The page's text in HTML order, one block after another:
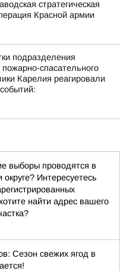
стратегическая
Красной армии
подразделения
спасательного
Карелия реагировали
выборы проводятся в
Интересуетесь
найти адрес вашего
Сезон свежих ягод в